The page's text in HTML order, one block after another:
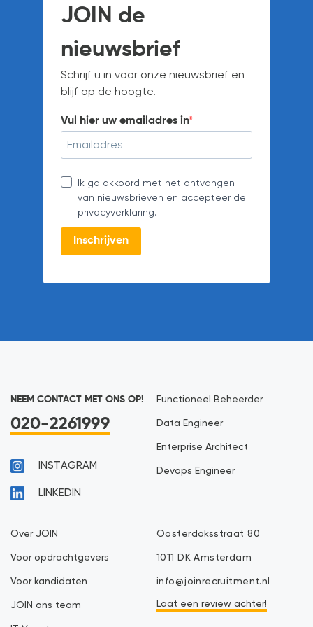
JOIN de
nieuwsbrief
Schrijf u in voor onze nieuwsbrief en
blijf op de hoogte.
Vul hier uw emailadres in
Ik ga akkoord met het ontvangen
van nieuwsbrieven en accepteer de
privacyverklaring.
Inschrijven
NEEM CONTACT MET ONS OP!
020-2261999
INSTAGRAM
LINKEDIN
Functioneel Beheerder
Data Engineer
Enterprise Architect
Devops Engineer
Over JOIN
Voor opdrachtgevers
Voor kandidaten
JOIN ons team
Oosterdoksstraat 80
1011 DK Amsterdam
info@joinrecruitment.nl
Laat een review achter!